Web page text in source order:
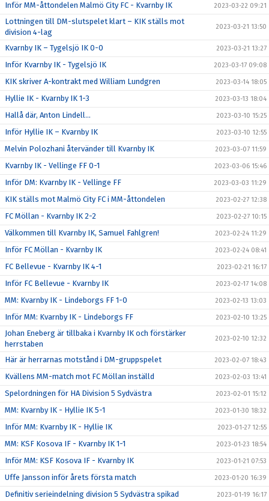
Inför MM-åttondelen Malmö City FC - Kvarnby IK 2023-03-22 09:21
Lottningen till DM-slutspelet klart – KIK ställs mot
division 4-lag
2023-03-21 13:50
Kvarnby IK – Tygelsjö IK 0-0 2023-03-21 13:27
Inför Kvarnby IK - Tygelsjö IK 2023-03-17 09:08
KIK skriver A-kontrakt med William Lundgren 2023-03-14 18:05
Hyllie IK - Kvarnby IK 1-3 2023-03-13 18:04
Hallå där, Anton Lindell… 2023-03-10 15:25
Inför Hyllie IK – Kvarnby IK 2023-03-10 12:55
Melvin Polozhani återvänder till Kvarnby IK 2023-03-07 11:59
Kvarnby IK - Vellinge FF 0-1 2023-03-06 15:46
Inför DM: Kvarnby IK - Vellinge FF 2023-03-03 11:29
KIK ställs mot Malmö City FC i MM-åttondelen 2023-02-27 12:38
FC Möllan - Kvarnby IK 2-2 2023-02-27 10:15
Välkommen till Kvarnby IK, Samuel Fahlgren! 2023-02-24 11:29
Inför FC Möllan - Kvarnby IK 2023-02-24 08:41
FC Bellevue - Kvarnby IK 4-1 2023-02-21 16:17
Inför FC Bellevue - Kvarnby IK 2023-02-17 14:08
MM: Kvarnby IK - Lindeborgs FF 1-0 2023-02-13 13:03
Inför MM: Kvarnby IK - Lindeborgs FF 2023-02-10 13:25
Johan Eneberg är tillbaka i Kvarnby IK och förstärker
herrstaben
2023-02-10 12:32
Här är herrarnas motstånd i DM-gruppspelet 2023-02-07 18:43
Kvällens MM-match mot FC Möllan inställd 2023-02-03 13:41
Spelordningen för HA Division 5 Sydvästra 2023-02-01 15:12
MM: Kvarnby IK - Hyllie IK 5-1 2023-01-30 18:32
Inför MM: Kvarnby IK - Hyllie IK 2023-01-27 12:55
MM: KSF Kosova IF - Kvarnby IK 1-1 2023-01-23 18:54
Inför MM: KSF Kosova IF - Kvarnby IK 2023-01-21 07:53
Uffe Jansson inför årets första match 2023-01-20 16:39
Definitiv serieindelning division 5 Sydvästra spikad 2023-01-19 16:17